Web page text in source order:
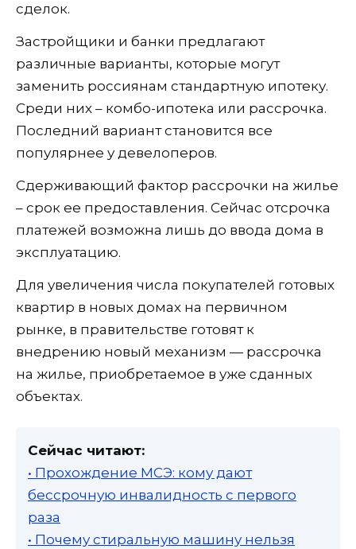
сделок.
Застройщики и банки предлагают
различные варианты, которые могут
заменить россиянам стандартную ипотеку.
Среди них – комбо-ипотека или рассрочка.
Последний вариант становится все
популярнее у девелоперов.
Сдерживающий фактор рассрочки на жилье
– срок ее предоставления. Сейчас отсрочка
платежей возможна лишь до ввода дома в
эксплуатацию.
Для увеличения числа покупателей готовых
квартир в новых домах на первичном
рынке, в правительстве готовят к
внедрению новый механизм — рассрочка
на жилье, приобретаемое в уже сданных
объектах.
Сейчас читают:
• Прохождение МСЭ: кому дают
бессрочную инвалидность с первого
раза
• Почему стиральную машину нельзя